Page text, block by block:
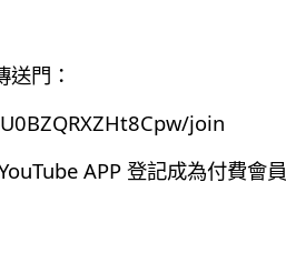
門：
join
APP 登記成為付費會員